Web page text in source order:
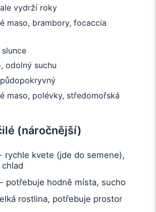
vydrží roky
maso, brambory, focaccia
odolný suchu
maso, polévky, středomořská
(náročnější)
kvete (jde do semene),
potřebuje hodně místa, sucho
rostlina, potřebuje prostor